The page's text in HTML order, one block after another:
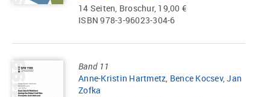
14 Seiten, Broschur, 19,00 €
ISBN 978-3-96023-304-6
Band 11
Anne-Kristin Hartmetz, Bence Kocsev,Jan
Zofka